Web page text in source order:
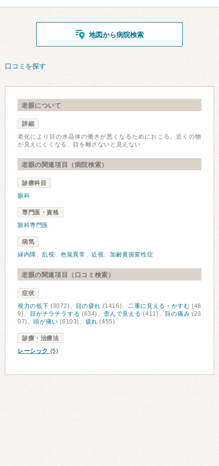
地図から病院検索
口コミを探す
老眼について
詳細
老化により目の水晶体の働きが悪くなるためにおこる。近くの物
が見えにくくなる、目を離さないと見えない
老眼の関連項目（病院検索）
診療科目
眼科
専門医・資格
眼科専門医
病気
緑内障、乱視、色覚異常 、近視、加齢黄斑変性症
老眼の関連項目（口コミ検索）
症状
視力の低下 (3072)、 目の疲れ (1416)、 二重に見える・かすむ (48
9)、
目がチラチラする (634)、歪んで見える (411)、 目の痛み (23
07)、頭が痛い (6103)、 疲れ (455)
診療・治療法
レーシック (5)